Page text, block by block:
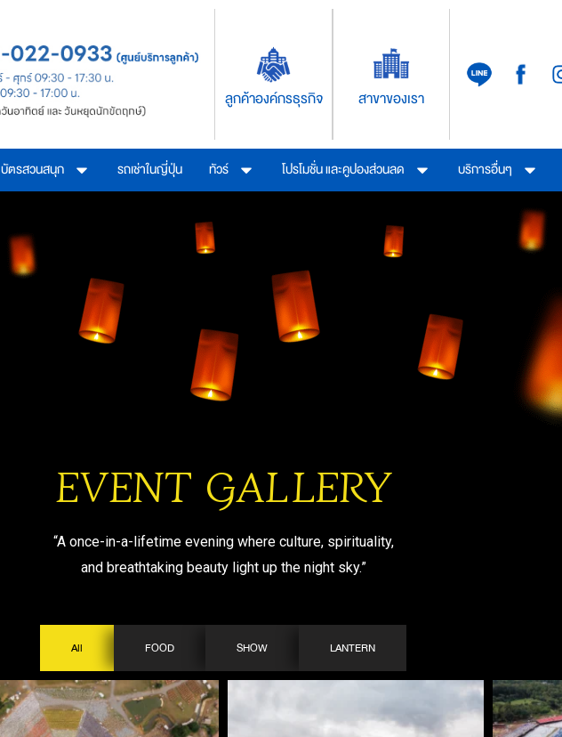
ลูกค้าองค์กรธุรกิจ สาขาของเรา
บัตรสวนสนุก รถเช่าในญี่ปุ่น ทัวร์ โปรโมชั่น และคูปองส่วนลด บริการอื่นๆ
EVENT GALLERY
“A once-in-a-lifetime evening where culture, spirituality,
and breathtaking beauty light up the night sky.”
All FOOD SHOW LANTERN